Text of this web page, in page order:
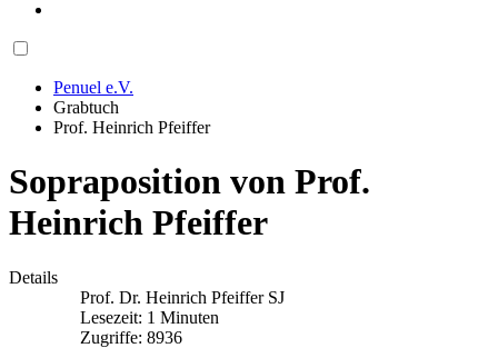
Penuel e.V.
Grabtuch
Prof. Heinrich Pfeiffer
Sopraposition von Prof.
Heinrich Pfeiffer
Details
Prof. Dr. Heinrich Pfeiffer SJ
Lesezeit: 1 Minuten
Zugriffe: 8936